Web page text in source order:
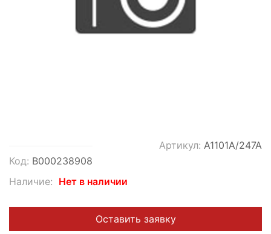
Код: В000238908
Артикул: A1101A/247A
Наличие: Нет в наличии
Оставить заявку